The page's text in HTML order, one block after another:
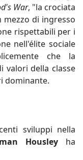
War, "la crociata
mezzo di ingresso
rispettabili per i
nell'élite sociale
che la
valori della classe
dominante.
sviluppi nella
Housley ha